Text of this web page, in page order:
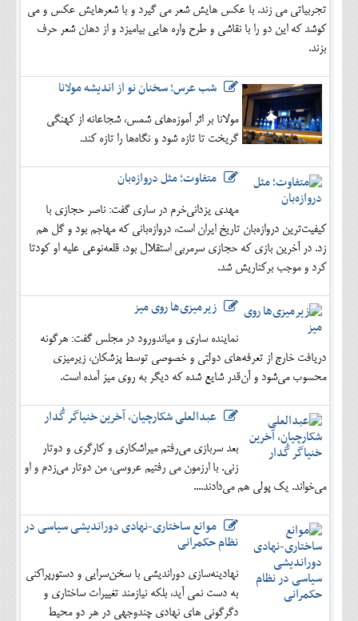
تجربیاتی می زند. با عکس هایش شعر می گیرد و با شعرهایش عکس و می
کوشد که این دو را با نقاشی و طرح واره هایی بیامیزد و از دهان شعر حرف
بزند.
شب عرس؛ سخنان نو از اندیشه مولانا
مولانا بر اثر آموزه‌های شمس، شجاعانه از کهنگی
گریخت تا تازه شود و نگاه‌ها را تازه کند.
متفاوت؛ مثل دروازه‌بان
مهدی یزدانی‌خرم در ساری گفت: ناصر حجازی با
کیفیت‌ترین دروازه‌بان تاریخ ایران است، دروازه‌بانی که مهاجم بود و گل هم
زد. در آخرین بازی که حجازی سرمربی استقلال بود، قلعه‌نوعی علیه او کودتا
کرد و موجب برکناریش شد.
زیرمیزی‌ها روی میز
نماینده ساری و میاندورود در مجلس گفت: هرگونه
دریافت خارج از تعرفه‌های دولتی و خصوصی توسط پزشکان، زیرمیزی
محسوب می‌شود و آن‌قدر شایع شده که دیگر به روی میز آمده است.
عبدالعلی شکارچیان، آخرین خنیاگر گُدار
بعد سربازی می‌رفتم میراشکاری و کارگری و دوتار
زنی. با ارزمون می رفتیم عروسی، من دوتار می‌زدم و او
می‌خواند. یک پولی هم می‌دادند....
موانع ساختاری-نهادی دوراندیشی سیاسی در
نظام حکمرانی
نهادینه‌سازی دوراندیشی با سخن‌سرایی و دستورپراکنی
به دست نمی آید، بلکه نیازمند تغییرات ساختاری و
دگرگونی های نهادی چندوجهی در هر دو محیط